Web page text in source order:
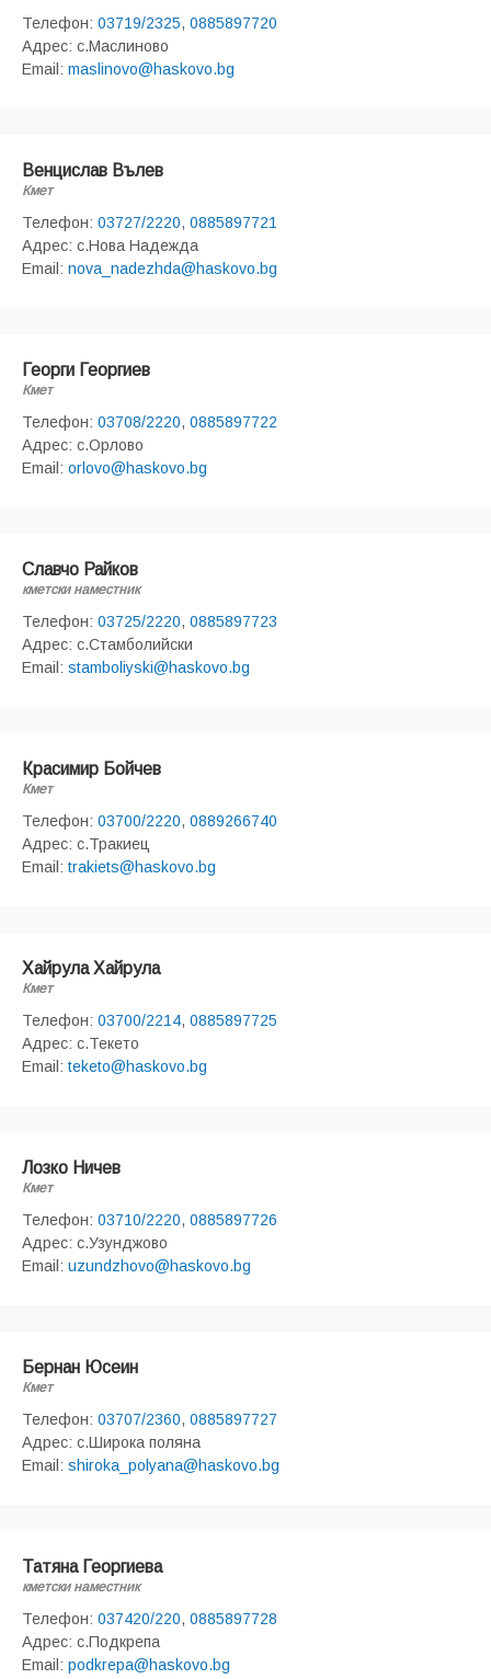
Телефон: 03719/2325, 0885897720
Адрес: с.Маслиново
Email: maslinovo@haskovo.bg
Венцислав Вълев
Кмет
Телефон: 03727/2220, 0885897721
Адрес: с.Нова Надежда
Email: nova_nadezhda@haskovo.bg
Георги Георгиев
Кмет
Телефон: 03708/2220, 0885897722
Адрес: с.Орлово
Email: orlovo@haskovo.bg
Славчо Райков
кметски наместник
Телефон: 03725/2220, 0885897723
Адрес: с.Стамболийски
Email: stamboliyski@haskovo.bg
Красимир Бойчев
Кмет
Телефон: 03700/2220, 0889266740
Адрес: с.Тракиец
Email: trakiets@haskovo.bg
Хайрула Хайрула
Кмет
Телефон: 03700/2214, 0885897725
Адрес: с.Текето
Email: teketo@haskovo.bg
Лозко Ничев
Кмет
Телефон: 03710/2220, 0885897726
Адрес: с.Узунджово
Email: uzundzhovo@haskovo.bg
Бернан Юсеин
Кмет
Телефон: 03707/2360, 0885897727
Адрес: с.Широка поляна
Email: shiroka_polyana@haskovo.bg
Татяна Георгиева
кметски наместник
Телефон: 037420/220, 0885897728
Адрес: с.Подкрепа
Email: podkrepa@haskovo.bg